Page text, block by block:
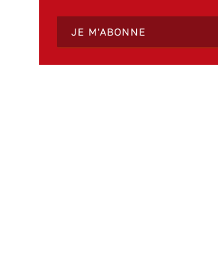
JE M'ABONNE